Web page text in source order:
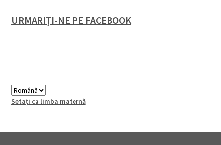
URMARIȚI-NE PE FACEBOOK
Setați ca limba maternă